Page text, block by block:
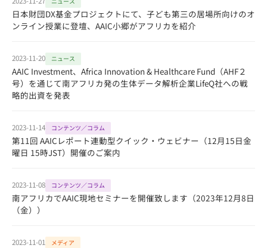
日本財団DX基金プロジェクトにて、子ども第三の居場所向けのオ
ンライン授業に登壇、AAIC小郷がアフリカを紹介
2023-11-20 ニュース
AAIC Investment、Africa Innovation & Healthcare Fund（AHF２
号）を通じて南アフリカ発の生体データ解析企業LifeQ社への戦
略的出資を発表
2023-11-14 コンテンツ／コラム
第11回 AAICレポート連動型クイック・ウェビナー（12月15日金
曜日 15時JST）開催のご案内
2023-11-08 コンテンツ／コラム
南アフリカでAAIC現地セミナーを開催致します（2023年12月8日
（金））
2023-11-01 メディア